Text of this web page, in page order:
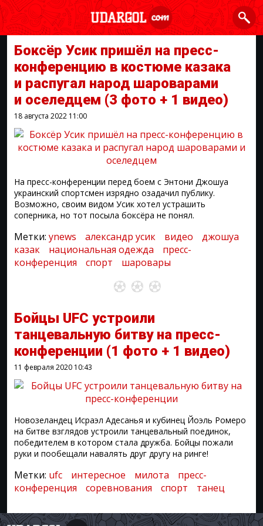
Боксёр Усик пришёл на пресс-
конференцию в костюме казака
и распугал народ шароварами
и оселедцем (3 фото + 1 видео)
18 августа 2022 11:00
На пресс-конференции перед боем с Энтони Джошуа
украинский спортсмен изрядно озадачил публику.
Возможно, своим видом Усик хотел устрашить
соперника, но тот посыла боксёра не понял.
Метки: ynews александр усик видео
джошуа
казак
национальная одежда
пресс-
конференция
спорт шаровары
Бойцы UFC устроили
танцевальную битву на пресс-
конференции (1 фото + 1 видео)
11 февраля 2020 10:43
Новозеландец Исраэл Адесанья и кубинец Йоэль Ромеро
на битве взглядов устроили танцевальный поединок,
победителем в котором стала дружба. Бойцы пожали
руки и пообещали навалять друг другу на ринге!
Метки: ufc интересное милота
пресс-
конференция
соревнования спорт танец